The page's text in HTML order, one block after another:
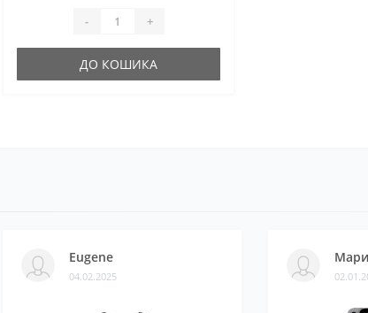
- +
ДО КОШИКА
Eugene
04.02.2025